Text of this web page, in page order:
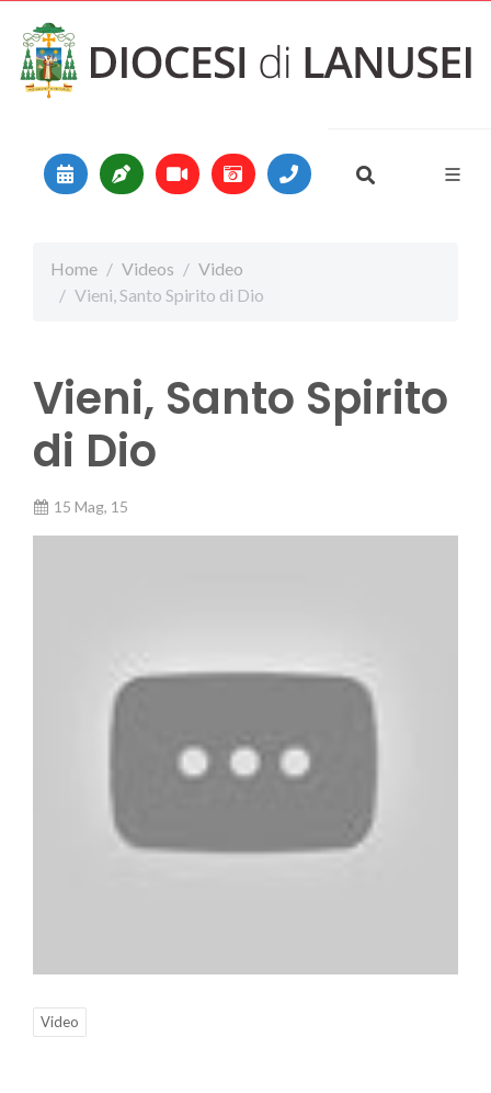
Main Navigation
Home Videos
Video
Vieni, Santo Spirito di Dio
Vieni, Santo Spirito
di Dio
15 Mag, 15
Video